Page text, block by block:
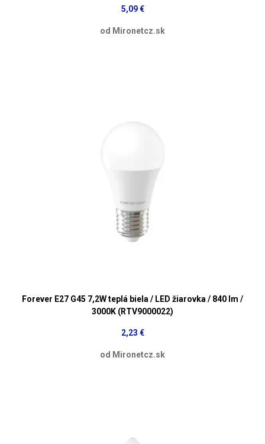
5,09 €
od Mironetcz.sk
Forever E27 G45 7,2W teplá biela / LED žiarovka / 840 lm /
3000K (RTV9000022)
2,23 €
od Mironetcz.sk